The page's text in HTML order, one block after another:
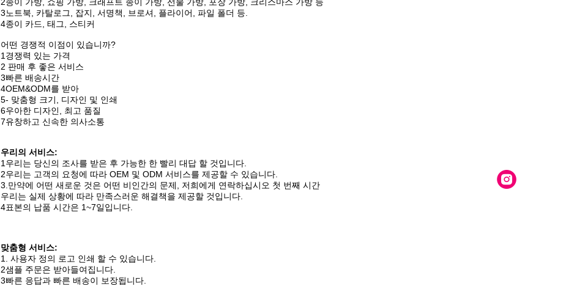
3노트북, 카탈로그, 잡지, 서명책, 브로셔, 플라이어, 파일 폴더 등.
4종이 카드, 태그, 스티커
어떤 경쟁적 이점이 있습니까?
1경쟁력 있는 가격
2 판매 후 좋은 서비스
3빠른 배송시간
4OEM&ODM를 받아
5- 맞춤형 크기, 디자인 및 인쇄
6우아한 디자인, 최고 품질
7유창하고 신속한 의사소통
우리의 서비스:
1우리는 당신의 조사를 받은 후 가능한 한 빨리 대답 할 것입니다.
2우리는 고객의 요청에 따라 OEM 및 ODM 서비스를 제공할 수 있습니다.
3.만약에 어떤 새로운 것은 어떤 비인간의 문제, 저희에게 연락하십시오 첫 번째 시간
우리는 실제 상황에 따라 만족스러운 해결책을 제공할 것입니다.
4표본의 납품 시간은 1~7일입니다.
맞춤형 서비스:
1. 사용자 정의 로고 인쇄 할 수 있습니다.
2샘플 주문은 받아들여집니다.
3빠른 응답과 빠른 배송이 보장됩니다.